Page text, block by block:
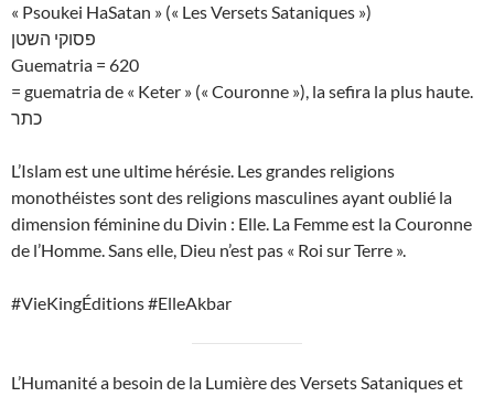
« Psoukei HaSatan » (« Les Versets Sataniques »)
פסוקי השטן
Guematria = 620
= guematria de « Keter » (« Couronne »), la sefira la plus haute.
כתר
L’Islam est une ultime hérésie. Les grandes religions
monothéistes sont des religions masculines ayant oublié la
dimension féminine du Divin : Elle. La Femme est la Couronne
de l’Homme. Sans elle, Dieu n’est pas « Roi sur Terre ».
#VieKingÉditions #ElleAkbar
L’Humanité a besoin de la Lumière des Versets Sataniques et